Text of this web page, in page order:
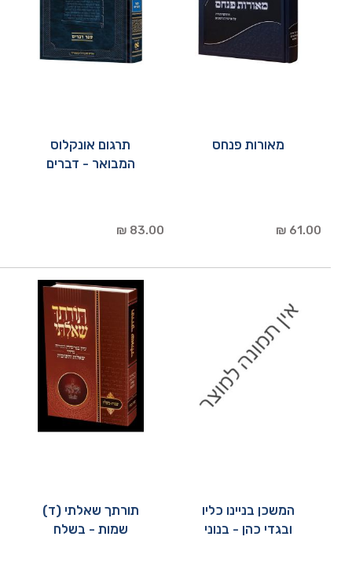
תרגום אונקלוס
המבואר - דברים
83.00 ₪
מאורות פנחס
61.00 ₪
תורתך שאלתי (ד)
שמות - בשלח
המשכן בניינו כליו
ובגדי כהן - בנוני